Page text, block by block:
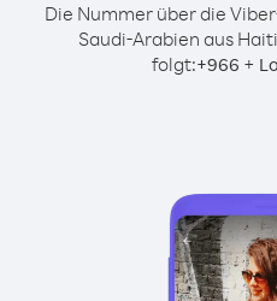
Die Nummer über die
Saudi-Arabien aus
folgt:+966 +